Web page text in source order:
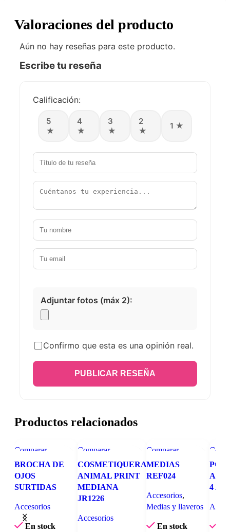
Valoraciones del producto
Aún no hay reseñas para este producto.
Escribe tu reseña
Calificación:
5
★
4
★
3
★
2
★
1 ★
Adjuntar fotos (máx 2):
Confirmo que esta es una opinión real.
PUBLICAR RESEÑA
Productos relacionados
Comparar
Vista rápida
Añadir a lista de
deseos
BROCHA DE
OJOS
SURTIDAS
Accesorios
En stock
Comparar
Vista rápida
Añadir a lista de
deseos
COSMETIQUERA
ANIMAL PRINT
MEDIANA
JR1226
Accesorios
Comparar
Vista rápida
Añadir a lista de
MEDIAS
REF024
Accesorios,
Medias y llaveros
En stock
Vista
4